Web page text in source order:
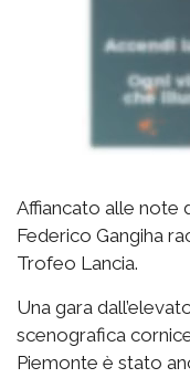
Affiancato alle note
Federico Gangiha
Trofeo Lancia.
Una gara
scenografica
Piemonte è stato